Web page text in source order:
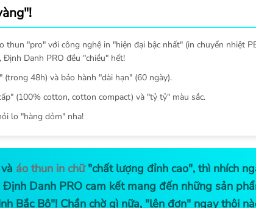
"pro" với công nghệ in "hiện đại bậc nhất" (in chuyển nhiệt
Danh PRO đều "chiều" hết!
48h) và bảo hành "dài hạn" (60 ngày).
(100% cotton, cotton compact) và "tỷ tỷ" màu sắc.
lo "hàng dỏm" nha!
và áo thun in chữ"chất lượng đỉnh cao", thì nhích
Danh PRO cam kết mang đến những sản
Bắc Bộ"! Chần chờ gì nữa, "lên đơn" ngay thôi